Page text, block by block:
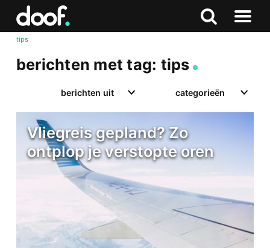
Zoeken
Naar
tips
berichten met tag: tips
berichten uit categorieën
Vliegreis gepland? Zo
ontplop je verstopte oren
Doof.nl
Zoeken